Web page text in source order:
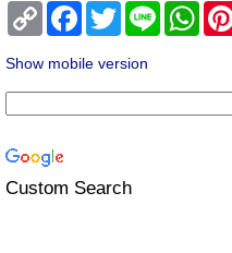
Copy
Link
Facebook
TwitterLine
Show mobile version
Custom Search